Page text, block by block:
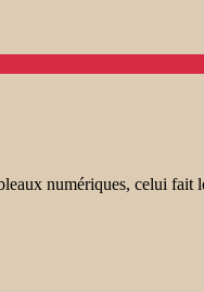
numériques, celui fait